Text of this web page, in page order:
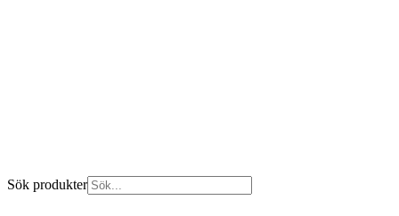
Sök produkter